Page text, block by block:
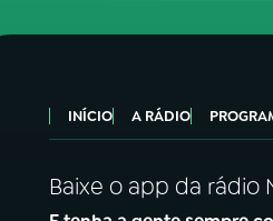
INÍCIO A RÁDIO
Baixe o app da rádio